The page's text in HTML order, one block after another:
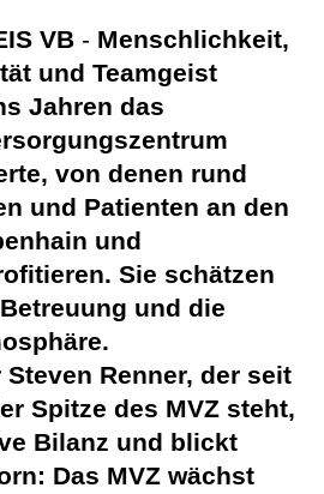
VB - Menschlichkeit,
und Teamgeist
Jahren das
von denen rund
und Patienten an den
und
Sie schätzen
und die
Renner, der seit
Spitze des MVZ steht,
Bilanz und blickt
Das MVZ wächst